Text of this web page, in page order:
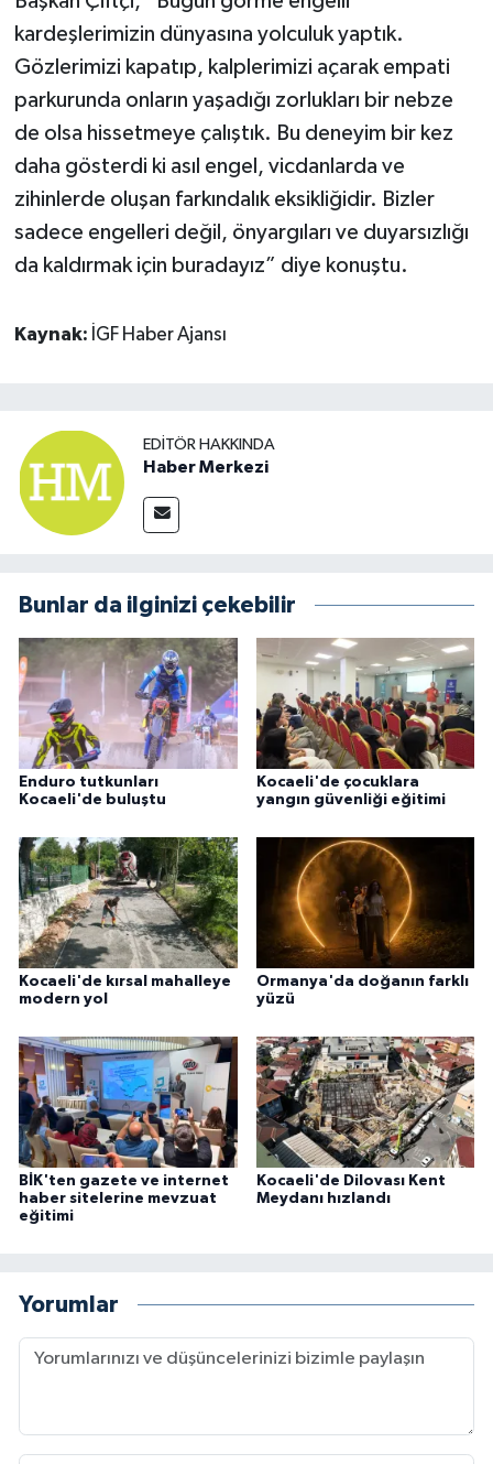
kardeşlerimizin dünyasına yolculuk yaptık.
Gözlerimizi kapatıp, kalplerimizi açarak empati
parkurunda onların yaşadığı zorlukları bir nebze
de olsa hissetmeye çalıştık. Bu deneyim bir kez
daha gösterdi ki asıl engel, vicdanlarda ve
zihinlerde oluşan farkındalık eksikliğidir. Bizler
sadece engelleri değil, önyargıları ve duyarsızlığı
da kaldırmak için buradayız” diye konuştu.
Kaynak: İGF Haber Ajansı
EDITÖR HAKKINDA
Haber Merkezi
Bunlar da ilginizi çekebilir
Enduro tutkunları
Kocaeli'de buluştu
Kocaeli'de çocuklara
yangın güvenliği eğitimi
Kocaeli'de kırsal mahalleye
modern yol
Ormanya'da doğanın farklı
yüzü
BİK'ten gazete ve internet
haber sitelerine mevzuat
eğitimi
Kocaeli'de Dilovası Kent
Meydanı hızlandı
Yorumlar